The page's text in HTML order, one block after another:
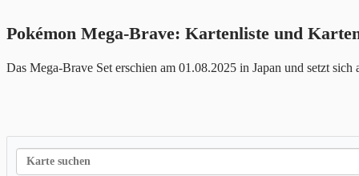
Pokémon Mega-Brave: Kartenliste und
Das Mega-Brave Set erschien am 01.08.2025 in Japan und setzt